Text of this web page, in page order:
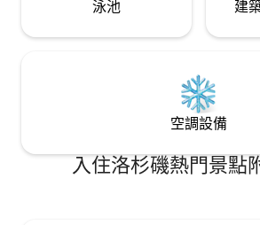
面，享有完全的隱私。 室外淋浴間與主
共用。 房客有自己的獨立出入口，從房客
位。 舒適的樓梯的房客不會有問題。 我很
樂意在房客抵達時協助他們的計劃。 之
後，在您住宿期間，您可以透過電子郵件
或簡訊與我聯絡，提供更多指導或協助。
客用套房坐落在一條僻靜的街道上，靠近
富蘭克林村（ Franklin Village ）、餐廳
美麗的格裏菲斯公園（ Griffith Park ） 這
泳池 建
空調設備
入住洛杉磯熱門景點